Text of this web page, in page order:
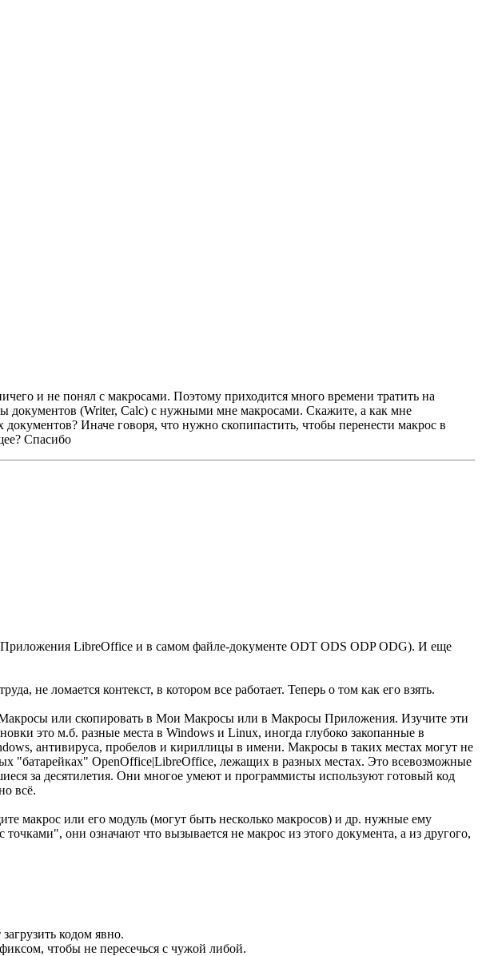
и не понял с макросами. Поэтому приходится много времени тратить на
документов (Writer, Calc) с нужными мне макросами. Скажите, а как мне
Иначе говоря, что нужно скопипастить, чтобы перенести макрос в
Спасибо
LibreOffice и в самом файле-документе ODT ODS ODP ODG). И еще
не ломается контекст, в котором все работает. Теперь о том как его взять.
или скопировать в Мои Макросы или в Макросы Приложения. Изучите эти
это м.б. разные места в Windows и Linux, иногда глубоко закопанные в
антивируса, пробелов и кириллицы в имени. Макросы в таких местах могут не
"батарейках" OpenOffice|LibreOffice, лежащих в разных местах. Это всевозможные
за десятилетия. Они многое умеют и программисты используют готовый код
всё.
макрос или его модуль (могут быть несколько макросов) и др. нужные ему
они означают что вызывается не макрос из этого документа, а из другого,
кодом явно.
чтобы не пересечься с чужой либой.